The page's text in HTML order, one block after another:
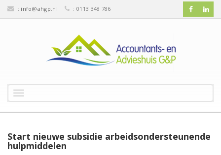
: info@ahgp.nl : 0113 348 786
o
g
l
Start nieuwe subsidie arbeidsondersteunende
hulpmiddelen